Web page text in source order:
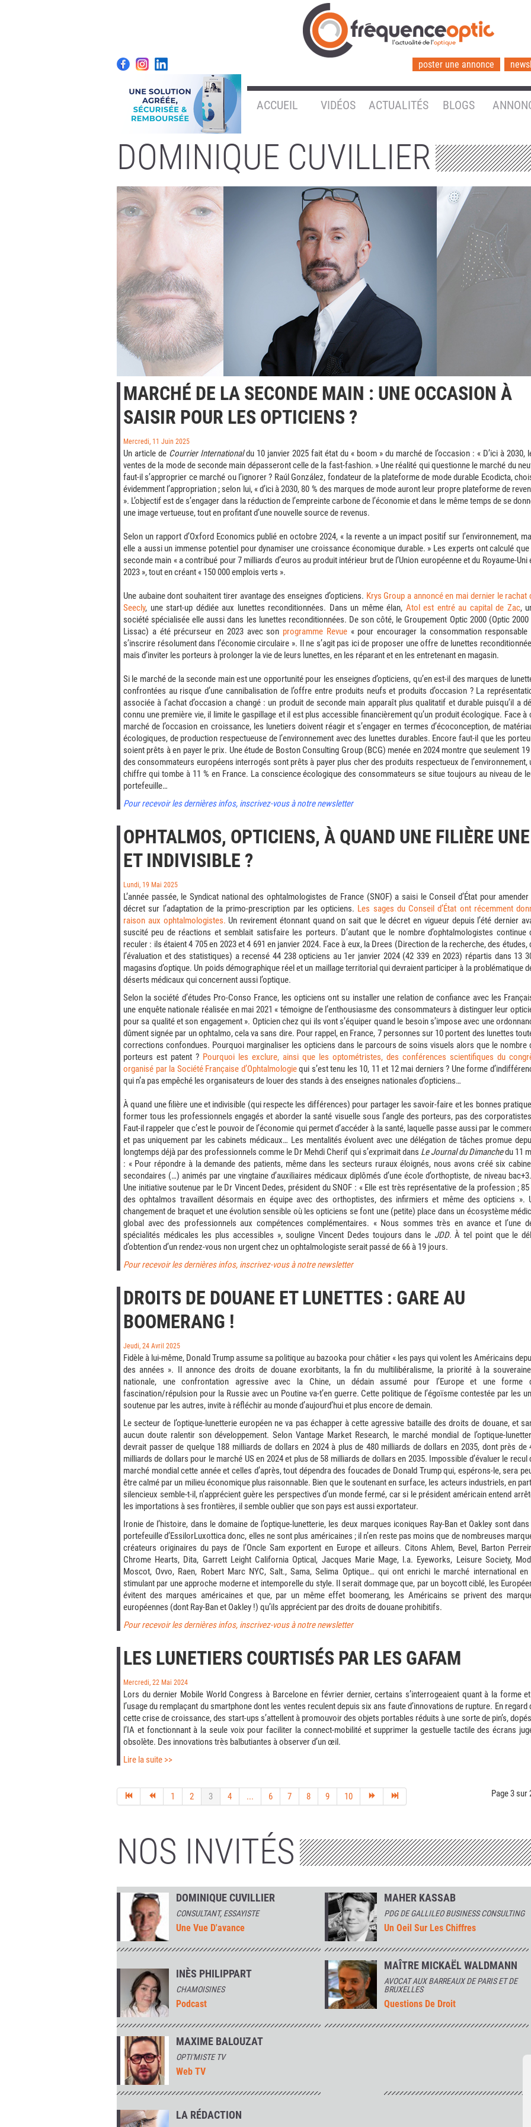
l'actualité de l'optique
poster une annonce
ACCUEIL VIDÉOS ACTUALITÉS BLOGS
DOMINIQUE CUVILLIER
MARCHÉ DE LA SECONDE MAIN : UNE OCCASION À
SAISIR POUR LES OPTICIENS ?
Mercredi, 11 Juin 2025
Un article de Courrier Internationaldu 10 janvier 2025 fait état du « boom » du marché de l’occasion : « D’ici à 2030,
ventes de la mode de seconde main dépasseront celle de la fast-fashion. »Une réalité qui questionne le marché du
faut-il s’approprier ce marché ou l’ignorer ? Raúl González, fondateur de la plateforme de mode durable Ecodicta,
évidemment l’appropriation ; selon lui, « d’ici à 2030, 80 % des marques de mode auront leur propre plateforme de
». L’objectif est de s’engager dans la réduction de l’empreinte carbone de l’économie et dans le même temps de se
une image vertueuse, tout en profitant d’une nouvelle source de revenus.
Selon un rapport d’Oxford Economics publié en octobre 2024, « la revente a un impact positif sur l’environnement,
elle a aussi un immense potentiel pour dynamiser une croissance économique durable. » Les experts ont calculé que
seconde main « a contribué pour 7 milliards d’euros au produit intérieur brut de l’Union européenne et du Royaume-Uni
2023 », tout en créant « 150 000 emplois verts ».
Une aubaine dont souhaitent tirer avantage des enseignes d’opticiens. Krys Group a annoncé en mai dernier le rachat
Seecly, une start-up dédiée aux lunettes reconditionnées. Dans un même élan, Atol est entré au capital de Zac,
société spécialisée elle aussi dans les lunettes reconditionnées. De son côté, le Groupement Optic 2000 (Optic 2000
Lissac) a été précurseur en 2023 avec son programme Revue« pour encourager la consommation responsable
s’inscrire résolument dans l’économie circulaire ». Il ne s’agit pas ici de proposer une offre de lunettes
mais d’inviter les porteurs à prolonger la vie de leurs lunettes, en les réparant et en les entretenant en magasin.
Si le marché de la seconde main est une opportunité pour les enseignes d’opticiens, qu’en est-il des marques de
confrontées au risque d’une cannibalisation de l’offre entre produits neufs et produits d’occasion ?La
associée à l’achat d’occasion a changé : un produit de seconde main apparaît plus qualitatif et durable puisqu’il a
connu une première vie, il limite le gaspillage et il est plus accessible financièrement qu’un produit écologique. Face à
marché de l’occasion en croissance, les lunetiers doivent réagir et s’engager en termes d’écoconception, de
écologiques, de production respectueuse de l’environnement avec des lunettes durables. Encore faut-il que les
soient prêts à en payer le prix. Une étude de Boston Consulting Group (BCG) menée en 2024 montre que seulement 19
des consommateurs européens interrogés sont prêts à payer plus cher des produits respectueux de l’environnement,
chiffre qui tombe à 11 % en France. La conscience écologique des consommateurs se situe toujours au niveau de
portefeuille…
Pour recevoir les dernières infos, inscrivez-vous à notre newsletter
OPHTALMOS, OPTICIENS, À QUAND UNE FILIÈRE UNE
ET INDIVISIBLE ?
Lundi, 19 Mai 2025
L’année passée, le Syndicat national des ophtalmologistes de France (SNOF) a saisi le Conseil d’État pour
décret sur l’adaptation de la primo-prescription par les opticiens. Les sages du Conseil d’État ont récemment
raison aux ophtalmologistes. Un revirement étonnant quand on sait que le décret en vigueur depuis l’été dernier
suscité peu de réactions et semblait satisfaire les porteurs. D’autant que le nombre d’ophtalmologistes continue
reculer : ils étaient 4 705 en 2023 et 4 691 en janvier 2024. Face à eux, la Drees (Direction de la recherche, des études,
l’évaluation et des statistiques) a recensé 44 238 opticiens au 1er janvier 2024 (42 339 en 2023) répartis dans 13
magasins d’optique. Un poids démographique réel et un maillage territorial qui devraient participer à la problématique
déserts médicaux qui concernent aussi l’optique.
Selon la société d’études Pro-Conso France, les opticiens ont su installer une relation de confiance avec les
une enquête nationale réalisée en mai 2021 « témoigne de l’enthousiasme des consommateurs à distinguer leur
pour sa qualité et son engagement ». Opticien chez qui ils vont s’équiper quand le besoin s’impose avec une
dûment signée par un ophtalmo, cela va sans dire. Pour rappel, en France, 7 personnes sur 10 portent des lunettes
corrections confondues. Pourquoi marginaliser les opticiens dans le parcours de soins visuels alors que le nombre
porteurs est patent ? Pourquoi les exclure, ainsi que les optométristes, des conférences scientifiques du
organisé par la Société Française d’Ophtalmologiequi s’est tenu les 10, 11 et 12 mai derniers ? Une forme
qui n’a pas empêché les organisateurs de louer des stands à des enseignes nationales d’opticiens…
À quand une filière une et indivisible (qui respecte les différences) pour partager les savoir-faire et les bonnes
former tous les professionnels engagés et aborder la santé visuelle sous l’angle des porteurs, pas des
Faut-il rappeler que c’est le pouvoir de l’économie qui permet d’accéder à la santé, laquelle passe aussi par le
et pas uniquement par les cabinets médicaux… Les mentalités évoluent avec une délégation de tâches promue
longtemps déjà par des professionnels comme le Dr Mehdi Cherif qui s’exprimait dans Le Journal du Dimanchedu 11
: « Pour répondre à la demande des patients, même dans les secteurs ruraux éloignés, nous avons créé six
secondaires (…) animés par une vingtaine d’auxiliaires médicaux diplômés d’une école d’orthoptiste, de niveau
Une initiative soutenue par le Dr Vincent Dedes, président du SNOF : « Elle est très représentative de la profession ; 85
des ophtalmos travaillent désormais en équipe avec des orthoptistes, des infirmiers et même des opticiens ».
changement de braquet et une évolution sensible où les opticiens se font une (petite) place dans un écosystème
global avec des professionnels aux compétences complémentaires. « Nous sommes très en avance et l’une
spécialités médicales les plus accessibles », souligne Vincent Dedes toujours dans le JDD. À tel point que le
d’obtention d’un rendez-vous non urgent chez un ophtalmologiste serait passé de 66 à 19 jours.
Pour recevoir les dernières infos, inscrivez-vous à notre newsletter
DROITS DE DOUANE ET LUNETTES : GARE AU
BOOMERANG !
Jeudi, 24 Avril 2025
Fidèle à lui-même, Donald Trump assume sa politique au bazooka pour châtier « les pays qui volent les Américains
des années ». Il annonce des droits de douane exorbitants, la fin du multilibéralisme, la priorité à la
nationale, une confrontation agressive avec la Chine, un dédain assumé pour l’Europe et une forme
fascination/répulsion pour la Russie avec un Poutine va-t’en guerre. Cette politique de l’égoïsme contestée par les
soutenue par les autres, invite à réfléchir au monde d’aujourd’hui et plus encore de demain.
Le secteur de l’optique-lunetterie européen ne va pas échapper à cette agressive bataille des droits de douane, et
aucun doute ralentir son développement. Selon Vantage Market Research, le marché mondial de l’optique-
devrait passer de quelque 188 milliards de dollars en 2024 à plus de 480 milliards de dollars en 2035, dont près de
milliards de dollars pour le marché US en 2024 et plus de 58 milliards de dollars en 2035. Impossible d’évaluer le recul
marché mondial cette année et celles d’après, tout dépendra des foucades de Donald Trump qui, espérons-le, sera
être calmé par un milieu économique plus raisonnable. Bien que le soutenant en surface, les acteurs industriels, en
silencieux semble-t-il, n’apprécient guère les perspectives d’un monde fermé, car si le président américain entend
les importations à ses frontières, il semble oublier que son pays est aussi exportateur.
Ironie de l’histoire, dans le domaine de l’optique-lunetterie, les deux marques iconiques Ray-Ban et Oakley sont
portefeuille d’EssilorLuxottica donc, elles ne sont plus américaines ; il n’en reste pas moins que de nombreuses
créateurs originaires du pays de l’Oncle Sam exportent en Europe et ailleurs. Citons Ahlem, Bevel, Barton
Chrome Hearts, Dita, Garrett Leight California Optical, Jacques Marie Mage, l.a. Eyeworks, Leisure Society,
Moscot, Ovvo, Raen, Robert Marc NYC, Salt., Sama, Selima Optique… qui ont enrichi le marché international en
stimulant par une approche moderne et intemporelle du style. Il serait dommage que, par un boycott ciblé, les
évitent des marques américaines et que, par un même effet boomerang, les Américains se privent des
européennes (dont Ray-Ban et Oakley !) qu’ils apprécient par des droits de douane prohibitifs.
Pour recevoir les dernières infos, inscrivez-vous à notre newsletter
LES LUNETIERS COURTISÉS PAR LES GAFAM
Mercredi, 22 Mai 2024
Lors du dernier Mobile World Congress à Barcelone en février dernier, certains s’interrogeaient quant à la forme
l’usage du remplaçant du smartphone dont les ventes reculent depuis six ans faute d’innovations de rupture. En regard
cette crise de croissance, des start-ups s’attellent à promouvoir des objets portables réduits à une sorte de pin’s,
l’IA et fonctionnant à la seule voix pour faciliter la connect-mobilité et supprimer la gestuelle tactile des écrans
obsolète. Des innovations très balbutiantes à observer d’un œil.
Lire la suite >>
Page 3 sur
1 2 3 4 ... 6 7 8 9 10
NOS INVITÉS
DOMINIQUE CUVILLIER
CONSULTANT, ESSAYISTE
Une Vue D'avance
MAHER KASSAB
PDG DE GALLILEO BUSINESS CONSULTING
Un Oeil Sur Les Chiffres
INÈS PHILIPPART
CHAMOISINES
Podcast
MAÎTRE MICKAËL WALDMANN
AVOCAT AUX BARREAUX DE PARIS ET DE
BRUXELLES
Questions De Droit
MAXIME BALOUZAT
OPTI'MISTE TV
Web TV
LA RÉDACTION